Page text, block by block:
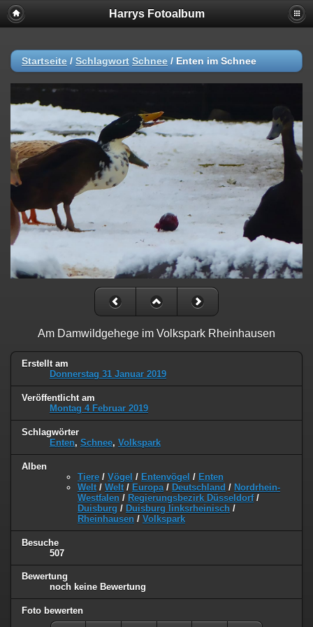
Harrys Fotoalbum
Startseite / Schlagwort Schnee / Enten im Schnee
Am Damwildgehege im Volkspark Rheinhausen
Erstellt am
Donnerstag 31 Januar 2019
Veröffentlicht am
Montag 4 Februar 2019
Schlagwörter
Enten, Schnee, Volkspark
Alben
Tiere / Vögel / Entenvögel / Enten
Welt / Welt / Europa / Deutschland / Nordrhein-
Westfalen / Regierungsbezirk Düsseldorf/
Duisburg / Duisburg linksrheinisch /
Rheinhausen / Volkspark
Besuche
507
Bewertung
noch keine Bewertung
Foto bewerten